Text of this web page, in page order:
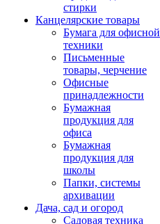
стирки
Канцелярские товары
Бумага для офисной
техники
Письменные
товары, черчение
Офисные
принадлежности
Бумажная
продукция для
офиса
Бумажная
продукция для
школы
Папки, системы
архивации
Дача, сад и огород
Садовая техника